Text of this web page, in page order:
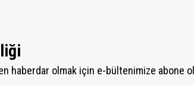
haberdar olmak için e-bültenimize abone